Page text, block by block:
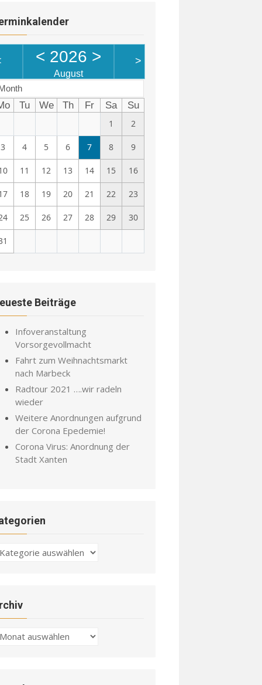
< 2026 >
August
>
Tu We Th Fr Sa
Su
1
2
3 4 5 6 7 8 9
11 12 13 14 15 16
18 19 20 21 22 23
25 26 27 28 29 30
Beiträge
Infoveranstaltung
Vorsorgevollmacht
Fahrt zum Weihnachtsmarkt
nach Marbeck
Radtour 2021 ….wir radeln
wieder
Weitere Anordnungen aufgrund
der Corona Epedemie!
Corona Virus: Anordnung der
Stadt Xanten